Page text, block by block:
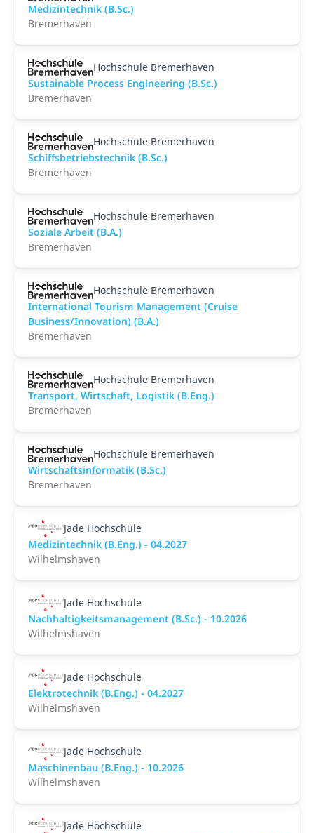
Medizintechnik (B.Sc.)
Bremerhaven
Hochschule Bremerhaven
Sustainable Process Engineering (B.Sc.)
Bremerhaven
Hochschule Bremerhaven
Schiffsbetriebstechnik (B.Sc.)
Bremerhaven
Hochschule Bremerhaven
Soziale Arbeit (B.A.)
Bremerhaven
Hochschule Bremerhaven
International Tourism Management (Cruise
Business/Innovation) (B.A.)
Bremerhaven
Hochschule Bremerhaven
Transport, Wirtschaft, Logistik (B.Eng.)
Bremerhaven
Hochschule Bremerhaven
Wirtschaftsinformatik (B.Sc.)
Bremerhaven
Jade Hochschule
Medizintechnik (B.Eng.) - 04.2027
Wilhelmshaven
Jade Hochschule
Nachhaltigkeitsmanagement (B.Sc.) - 10.2026
Wilhelmshaven
Jade Hochschule
Elektrotechnik (B.Eng.) - 04.2027
Wilhelmshaven
Jade Hochschule
Maschinenbau (B.Eng.) - 10.2026
Wilhelmshaven
Jade Hochschule